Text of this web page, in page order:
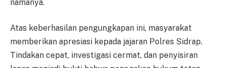
namanya.
Atas keberhasilan pengungkapan ini, masyarakat
memberikan apresiasi kepada jajaran Polres Sidrap.
Tindakan cepat, investigasi cermat, dan penyisiran